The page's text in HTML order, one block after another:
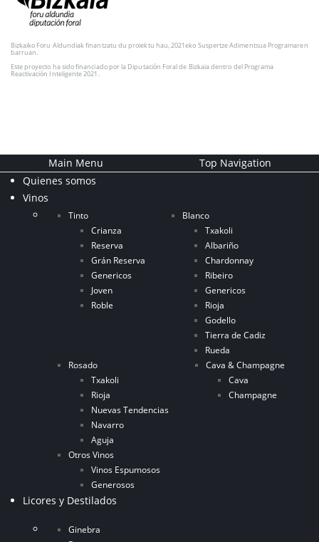
Bizkaiko Foru Aldundiak finantzatu du proiektu hau, 2021eko Suspertze Adimentsua Programaren
barruan.
Este proyecto ha sido financiado por la Diputación Foral de Bizkaia dentro del Programa
Reactivación Inteligente 2021.
Main Menu
Top Navigation
Quienes somos
Vinos
Tinto
Crianza
Reserva
Grán Reserva
Genericos
Joven
Roble
Blanco
Txakoli
Albariño
Chardonnay
Ribeiro
Genericos
Rioja
Godello
Tierra de Cadiz
Rueda
Rosado
Txakoli
Rioja
Nuevas Tendencias
Navarro
Aguja
Cava & Champagne
Cava
Champagne
Otros Vinos
Vinos Espumosos
Generosos
Licores y Destilados
Ginebra